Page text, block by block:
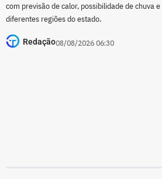
com previsão de calor, possibilidade de chuva
diferentes regiões do estado.
Redação08/08/2026 06:30